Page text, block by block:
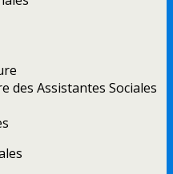
des Assistantes Sociales